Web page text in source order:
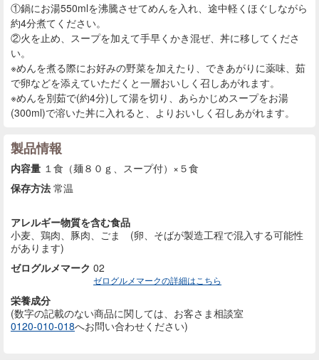
①鍋にお湯550mlを沸騰させてめんを入れ、途中軽くほぐしながら
約4分煮てください。
②火を止め、スープを加えて手早くかき混ぜ、丼に移してくださ
い。
※めんを煮る際にお好みの野菜を加えたり、できあがりに薬味、茹
で卵などを添えていただくと一層おいしく召しあがれます。
※めんを別茹で(約4分)して湯を切り、あらかじめスープをお湯
(300ml)で溶いた丼に入れると、よりおいしく召しあがれます。
製品情報
内容量 １食（麺８０ｇ、スープ付）×５食
保存方法 常温
アレルギー物質を含む食品
小麦、鶏肉、豚肉、ごま (卵、そばが製造工程で混入する可能性
があります)
ゼログルメマーク 02
ゼログルメマークの詳細はこちら
栄養成分
(数字の記載のない商品に関しては、お客さま相談室
0120-010-018へお問い合わせください)